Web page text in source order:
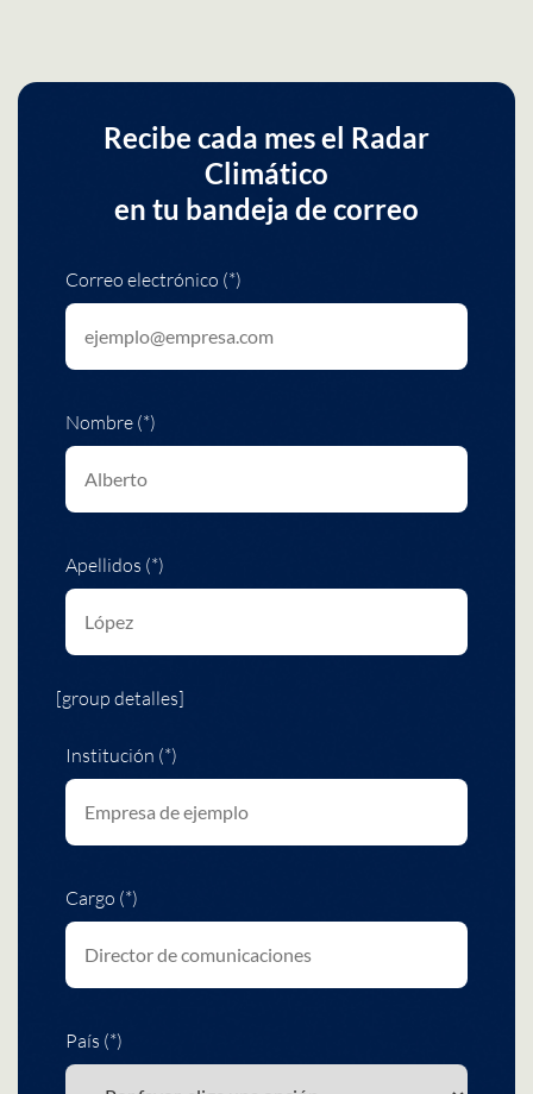
Recibe cada mes el Radar
Climático
en tu bandeja de correo
Correo electrónico (*)
Nombre (*)
Apellidos (*)
[group detalles]
Institución (*)
Cargo (*)
País (*)